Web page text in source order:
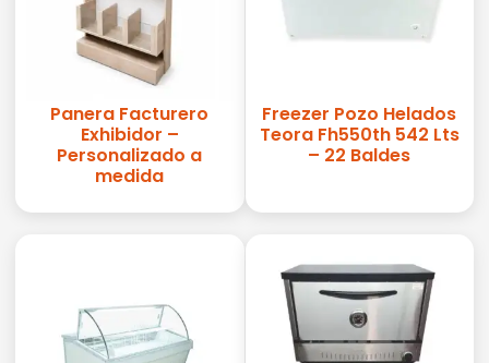
Panera Facturero
Exhibidor –
Personalizado a
medida
Freezer Pozo Helados
Teora Fh550th 542 Lts
– 22 Baldes